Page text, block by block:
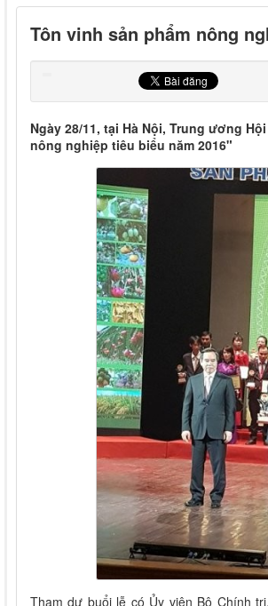
Tôn vinh sản phẩm nông
Ngày 28/11, tại Hà Nội, Trung ương
nông nghiệp tiêu biểu năm 2016"
Tham dự buổi lễ có Ủy viên Bộ Chính